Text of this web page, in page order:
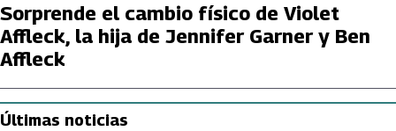
Sorprende el cambio físico de Violet
Affleck, la hija de Jennifer Garner y Ben
Affleck
Últimas noticias